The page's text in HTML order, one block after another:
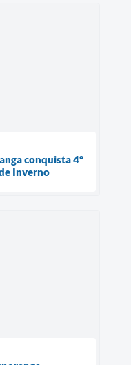
conquista 4º
Inverno